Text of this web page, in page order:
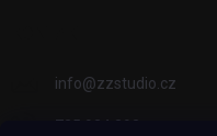
info@zzstudio.cz
725 934 392